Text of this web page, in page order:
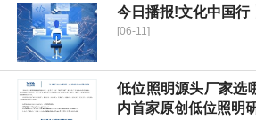
今日播报!文化中国行
[06-11]
低位照明源头厂家选
内首家原创低位照明